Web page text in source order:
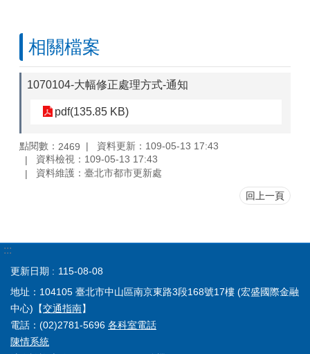
相關檔案
1070104-大幅修正處理方式-通知
pdf(135.85 KB)
點閱數： 2469
資料更新：109-05-13 17:43
資料檢視：109-05-13 17:43
資料維護：臺北市都市更新處
回上一頁
:::
更新日期
115-08-08
地址：104105 臺北市中山區南京東路3段168號17樓 (宏盛國際金融
中心)【交通指南】
電話：(02)2781-5696 各科室電話
陳情系統